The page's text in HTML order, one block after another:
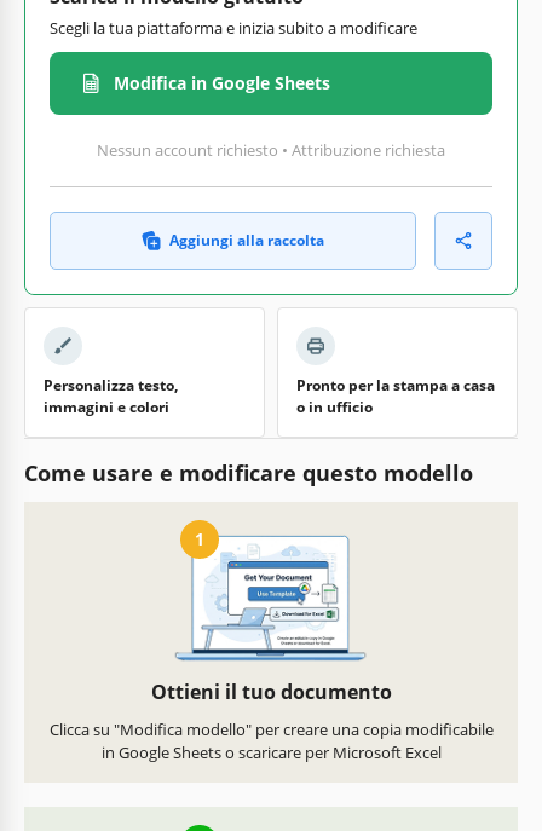
Scegli la tua piattaforma e inizia subito a modificare
Modifica in Google Sheets
Nessun account richiesto • Attribuzione richiesta
Aggiungi alla raccolta
Personalizza testo,
immagini e colori
Pronto per la stampa a casa
o in ufficio
Come usare e modificare questo modello
1
Ottieni il tuo documento
Clicca su "Modifica modello" per creare una copia modificabile
in Google Sheets o scaricare per Microsoft Excel